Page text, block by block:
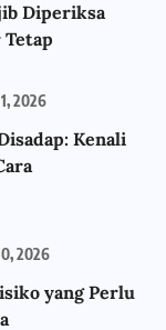
Diperiksa
2026
Kenali
2026
yang Perlu